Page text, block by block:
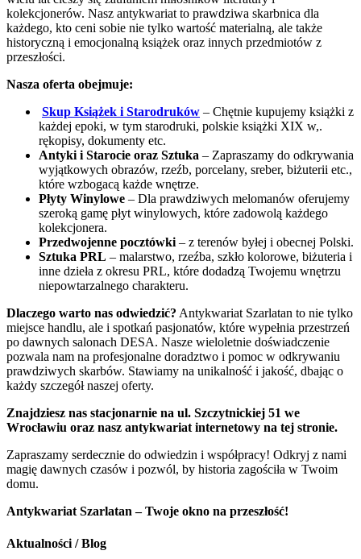
kolekcjonerów. Nasz antykwariat to prawdziwa skarbnica dla
każdego, kto ceni sobie nie tylko wartość materialną, ale także
historyczną i emocjonalną książek oraz innych przedmiotów z
przeszłości.
Nasza oferta obejmuje:
Skup Książek i Starodruków – Chętnie kupujemy książki z
każdej epoki, w tym starodruki, polskie książki XIX w,.
rękopisy, dokumenty etc.
Antyki i Starocie oraz Sztuka – Zapraszamy do odkrywania
wyjątkowych obrazów, rzeźb, porcelany, sreber, biżuterii etc.,
które wzbogacą każde wnętrze.
Płyty Winylowe – Dla prawdziwych melomanów oferujemy
szeroką gamę płyt winylowych, które zadowolą każdego
kolekcjonera.
Przedwojenne pocztówki– z terenów byłej i obecnej Polski.
Sztuka PRL – malarstwo, rzeźba, szkło kolorowe, biżuteria i
inne dzieła z okresu PRL, które dodadzą Twojemu wnętrzu
niepowtarzalnego charakteru.
Dlaczego warto nas odwiedzić? Antykwariat Szarlatan to nie tylko
miejsce handlu, ale i spotkań pasjonatów, które wypełnia przestrzeń
po dawnych salonach DESA. Nasze wieloletnie doświadczenie
pozwala nam na profesjonalne doradztwo i pomoc w odkrywaniu
prawdziwych skarbów. Stawiamy na unikalność i jakość, dbając o
każdy szczegół naszej oferty.
Znajdziesz nas stacjonarnie na ul. Szczytnickiej 51 we
Wrocławiu oraz nasz antykwariat internetowy na tej stronie.
Zapraszamy serdecznie do odwiedzin i współpracy! Odkryj z nami
magię dawnych czasów i pozwól, by historia zagościła w Twoim
domu.
Antykwariat Szarlatan – Twoje okno na przeszłość!
Aktualności / Blog